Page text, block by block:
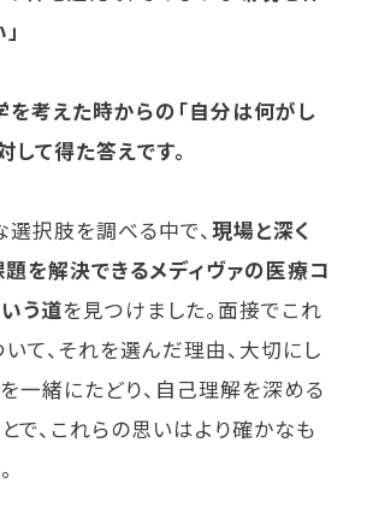
考えた時からの「自分は何がし
して得た答えです。
択肢を調べる中で、現場と深く
を解決できるメディヴァの医療コ
う道を見つけました。面接でこれ
て、それを選んだ理由、大切にし
一緒にたどり、自己理解を深める
で、これらの思いはより確かなも